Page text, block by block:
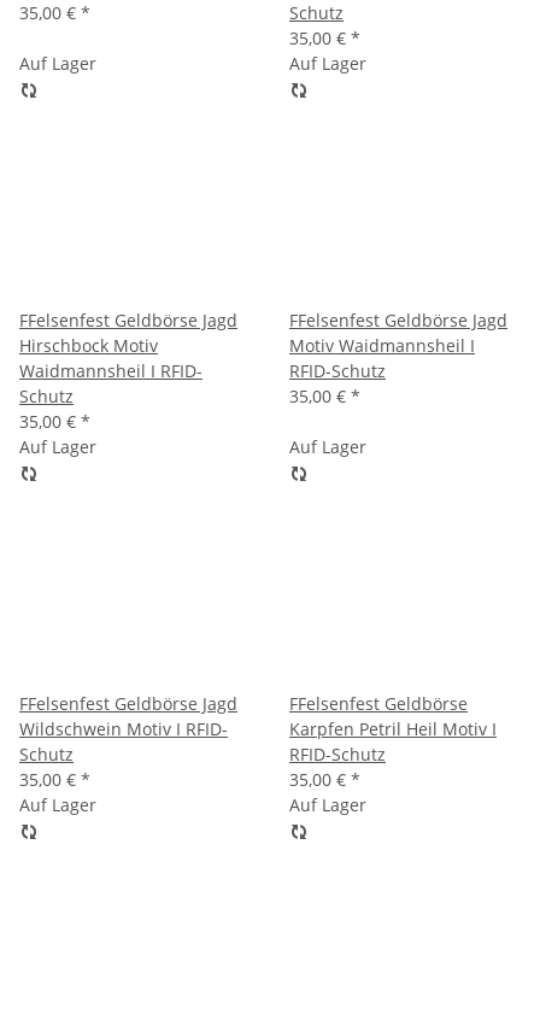
35,00 € *
Schutz
35,00 € *
Auf Lager
FFelsenfest Geldbörse Jagd
Hirschbock Motiv
Waidmannsheil I RFID-
Schutz
35,00 € *
Auf Lager
FFelsenfest Geldbörse Jagd
Motiv Waidmannsheil I
RFID-Schutz
35,00 € *
Auf Lager
FFelsenfest Geldbörse Jagd
Wildschwein Motiv I RFID-
Schutz
35,00 € *
Auf Lager
FFelsenfest Geldbörse
Karpfen Petril Heil Motiv I
RFID-Schutz
35,00 € *
Auf Lager
Auf Lager